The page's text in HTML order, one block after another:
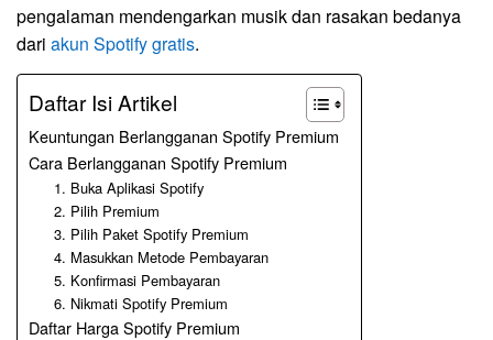
pengalaman mendengarkan musik dan rasakan bedanya
dari akun Spotify gratis.
Daftar Isi Artikel
Keuntungan Berlangganan Spotify Premium
Cara Berlangganan Spotify Premium
1. Buka Aplikasi Spotify
2. Pilih Premium
3. Pilih Paket Spotify Premium
4. Masukkan Metode Pembayaran
5. Konfirmasi Pembayaran
6. Nikmati Spotify Premium
Daftar Harga Spotify Premium